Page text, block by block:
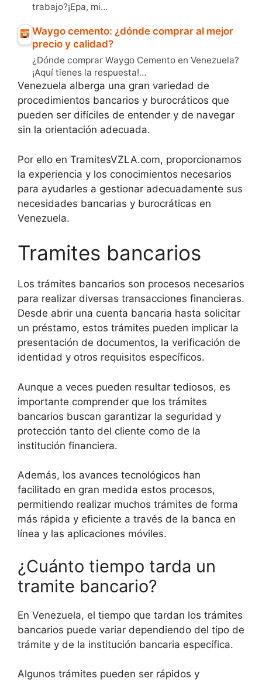
trabajo?¡Epa, mi…
Waygo cemento: ¿dónde comprar al mejor
precio y calidad?
¿Dónde comprar Waygo Cemento en Venezuela?
¡Aquí tienes la respuesta!…
Venezuela alberga una gran variedad de
procedimientos bancarios y burocráticos que
pueden ser difíciles de entender y de navegar
sin la orientación adecuada.
Por ello en TramitesVZLA.com, proporcionamos
la experiencia y los conocimientos necesarios
para ayudarles a gestionar adecuadamente sus
necesidades bancarias y burocráticas en
Venezuela.
Tramites bancarios
Los trámites bancarios son procesos necesarios
para realizar diversas transacciones financieras.
Desde abrir una cuenta bancaria hasta solicitar
un préstamo, estos trámites pueden implicar la
presentación de documentos, la verificación de
identidad y otros requisitos específicos.
Aunque a veces pueden resultar tediosos, es
importante comprender que los trámites
bancarios buscan garantizar la seguridad y
protección tanto del cliente como de la
institución financiera.
Además, los avances tecnológicos han
facilitado en gran medida estos procesos,
permitiendo realizar muchos trámites de forma
más rápida y eficiente a través de la banca en
línea y las aplicaciones móviles.
¿Cuánto tiempo tarda un
tramite bancario?
En Venezuela, el tiempo que tardan los trámites
bancarios puede variar dependiendo del tipo de
trámite y de la institución bancaria específica.
Algunos trámites pueden ser rápidos y